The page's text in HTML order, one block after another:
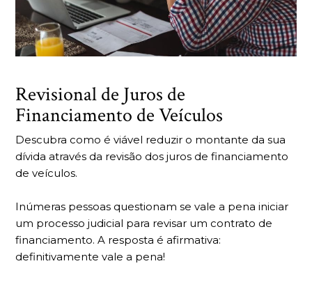
Revisional de Juros de
Financiamento de Veículos
Descubra como é viável reduzir o montante da sua
dívida através da revisão dos juros de financiamento
de veículos.
Inúmeras pessoas questionam se vale a pena iniciar
um processo judicial para revisar um contrato de
financiamento. A resposta é afirmativa:
definitivamente vale a pena!